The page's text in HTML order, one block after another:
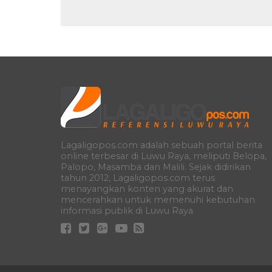
Lagaligopos.com adalah sebuah portal berita
online terbesar di Luwu Raya, meliputi Belopa,
Palopo, Masamba dan Malili. Sejak didirikan
tahun 2012, Lagaligopos.com terus
menayangkan konten yang akurat dan
mencerahkan untuk memenuhi kebutuhan
informasi publik di Luwu Raya